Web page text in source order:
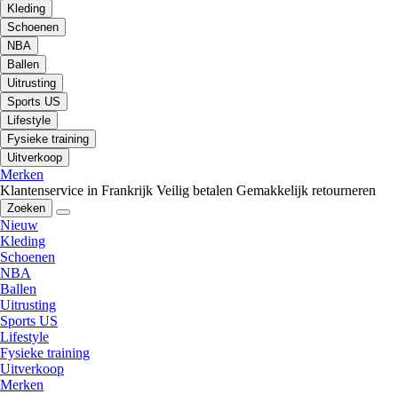
Kleding
Schoenen
NBA
Ballen
Uitrusting
Sports US
Lifestyle
Fysieke training
Uitverkoop
Merken
Klantenservice in Frankrijk Veilig betalen Gemakkelijk retourneren
Zoeken
Nieuw
Kleding
Schoenen
NBA
Ballen
Uitrusting
Sports US
Lifestyle
Fysieke training
Uitverkoop
Merken